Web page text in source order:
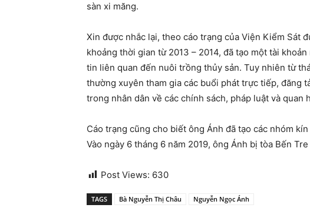
sàn xi măng.
Xin được nhắc lại, theo cáo trạng của Viện Kiểm
khoảng thời gian từ 2013 – 2014, đã tạo một tài
tin liên quan đến nuôi trồng thủy sản. Tuy nhiên từ
thường xuyên tham gia các buổi phát trực tiếp, đăng
trong nhân dân về các chính sách, pháp luật và quan
Cáo trạng cũng cho biết ông Ánh đã tạo các nhóm
Vào ngày 6 tháng 6 năm 2019, ông Ánh bị tòa Bến
Post Views: 630
TAGS Bà Nguyễn Thị Châu Nguyễn Ngọc Ánh